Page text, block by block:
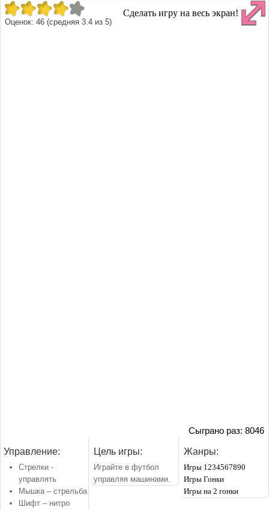
Оценок: 46 (средняя 3.4 из 5)
Сделать игру на весь экран!
Сыграно раз: 8046
Управление:
Стрелки -
управлять
Мышка – стрельба
Шифт – нитро
Цель игры:
Играйте в футбол
управляя машинами.
Жанры:
Игры 1234567890
Игры Гонки
Игры на 2 гонки